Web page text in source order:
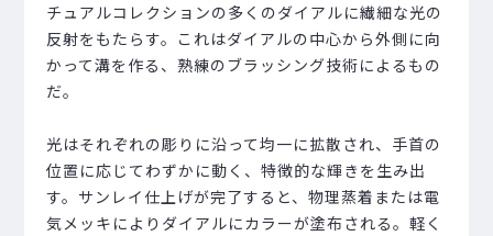
チュアルコレクションの多くのダイアルに繊細な光の
反射をもたらす。これはダイアルの中心から外側に向
かって溝を作る、熟練のブラッシング技術によるもの
だ。
光はそれぞれの彫りに沿って均一に拡散され、手首の
位置に応じてわずかに動く、特徴的な輝きを生み出
す。サンレイ仕上げが完了すると、物理蒸着または電
気メッキによりダイアルにカラーが塗布される。軽く